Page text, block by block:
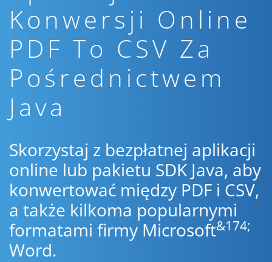
Konwersji Online
PDF To CSV Za
Pośrednictwem
Java
Skorzystaj z bezpłatnej aplikacji
online lub pakietu SDK Java, aby
konwertować między PDF i CSV,
a także kilkoma popularnymi
formatami firmy Microsoft&174;
Word.